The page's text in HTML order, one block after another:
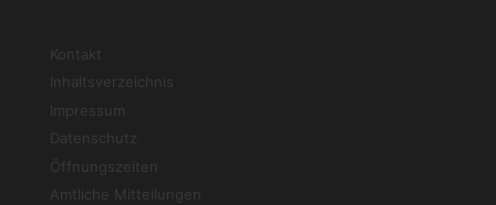
Kontakt
Inhaltsverzeichnis
Impressum
Datenschutz
Öffnungszeiten
Amtliche Mitteilungen